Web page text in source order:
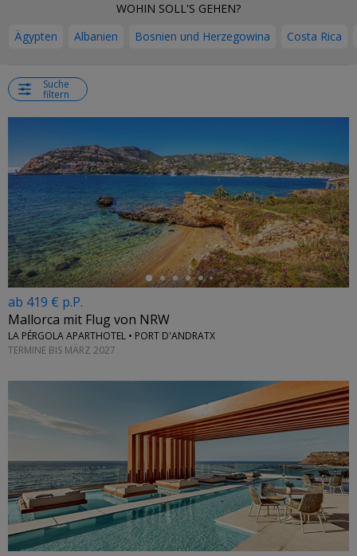
WOHIN SOLL'S GEHEN?
Ägypten
Albanien Bosnien und Herzegowina Costa Rica
Suche
filtern
←
ab 419 € p.P.
Mallorca mit Flug von NRW
LA PÉRGOLA APARTHOTEL • PORT D'ANDRATX
TERMINE BIS MÄRZ 2027